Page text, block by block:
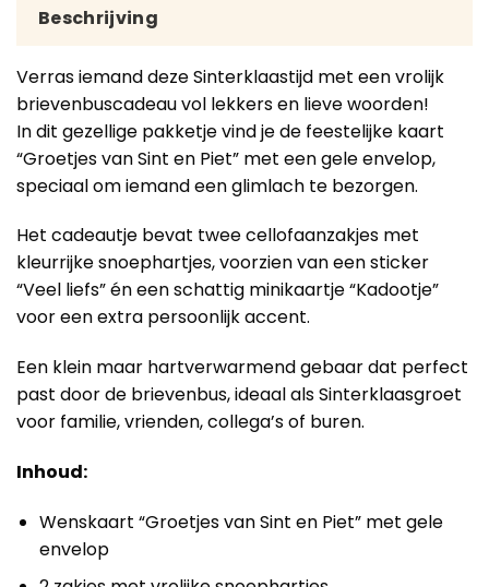
Beschrijving
Verras iemand deze Sinterklaastijd met een vrolijk
brievenbuscadeau vol lekkers en lieve woorden!
In dit gezellige pakketje vind je de feestelijke kaart
“Groetjes van Sint en Piet” met een gele envelop,
speciaal om iemand een glimlach te bezorgen.
Het cadeautje bevat twee cellofaanzakjes met
kleurrijke snoephartjes, voorzien van een sticker
“Veel liefs” én een schattig minikaartje “Kadootje”
voor een extra persoonlijk accent.
Een klein maar hartverwarmend gebaar dat perfect
past door de brievenbus, ideaal als Sinterklaasgroet
voor familie, vrienden, collega’s of buren.
Inhoud:
Wenskaart “Groetjes van Sint en Piet” met gele
envelop